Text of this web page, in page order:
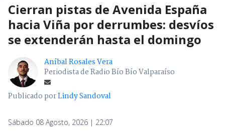
Cierran pistas de Avenida España
hacia Viña por derrumbes: desvíos
se extenderán hasta el domingo
Aníbal Rosales Vera
Periodista de Radio Bío Bío Valparaíso
Publicado porLindy Sandoval
Sábado 08 Agosto, 2026 | 22:07